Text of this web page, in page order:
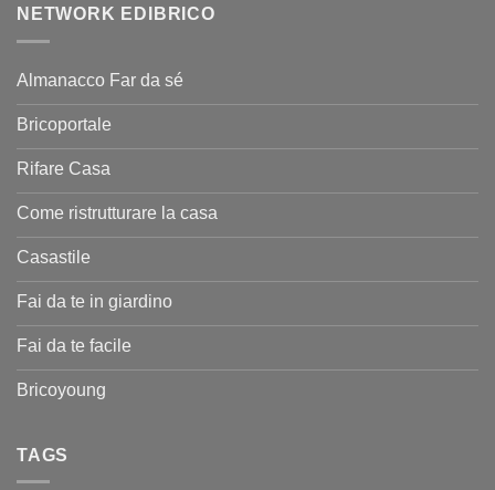
NETWORK EDIBRICO
Almanacco Far da sé
Bricoportale
Rifare Casa
Come ristrutturare la casa
Casastile
Fai da te in giardino
Fai da te facile
Bricoyoung
TAGS